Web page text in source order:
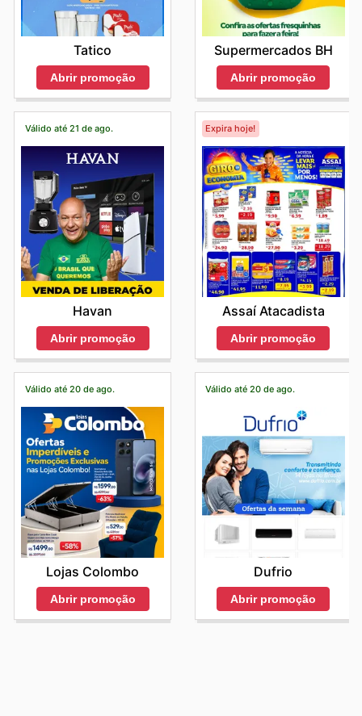
Tatico
Abrir promoção
Supermercados BH
Abrir promoção
Válido até 21 de ago.
Havan
Abrir promoção
Expira hoje!
Assaí Atacadista
Abrir promoção
Válido até 20 de ago.
Lojas Colombo
Abrir promoção
Válido até 20 de ago.
Dufrio
Abrir promoção